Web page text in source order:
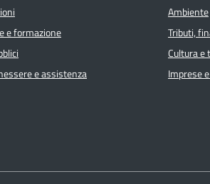
e formazione
e assistenza
Ambiente
Tributi,
Cultura e
Imprese